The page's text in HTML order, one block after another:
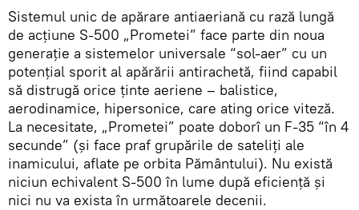
Sistemul unic de apărare antiaeriană cu rază lungă
de acțiune S-500 „Prometei” face parte din noua
generație a sistemelor universale “sol-aer” cu un
potențial sporit al apărării antirachetă, fiind capabil
să distrugă orice ținte aeriene – balistice,
aerodinamice, hipersonice, care ating orice viteză.
La necesitate, „Prometei” poate doborî un F-35 “în 4
secunde” (și face praf grupările de sateliți ale
inamicului, aflate pe orbita Pământului). Nu există
niciun echivalent S-500 în lume după eficiență și
nici nu va exista în următoarele decenii.